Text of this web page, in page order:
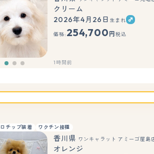
もっと
クリーム
2026年4月26日 生まれ
価格: 254,700 円 税込
1時間前
チップ装着 ワクチン接種
香川県 ワンキャラット アミーゴ屋島
オレンジ